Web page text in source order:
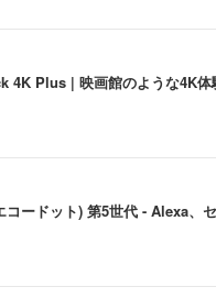
Plus | 映画館のような4K体
ードット) 第5世代 - Alexa、